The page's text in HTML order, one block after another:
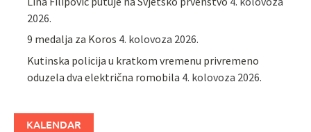
2026.
9 medalja za Koros 4. kolovoza 2026.
Kutinska policija u kratkom vremenu privremeno
oduzela dva električna romobila 4. kolovoza 2026.
KALENDAR